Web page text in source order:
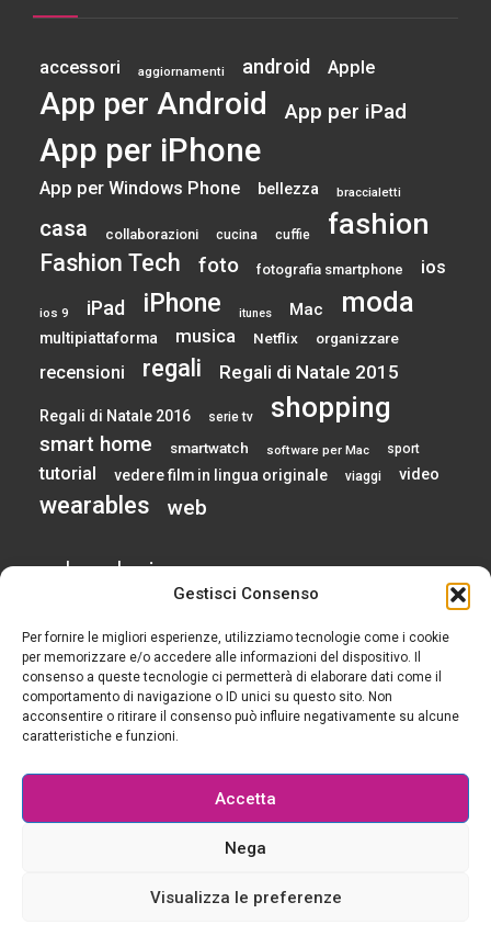
Gestisci Consenso
Per fornire le migliori esperienze, utilizziamo tecnologie come i cookie
per memorizzare e/o accedere alle informazioni del dispositivo. Il
consenso a queste tecnologie ci permetterà di elaborare dati come il
comportamento di navigazione o ID unici su questo sito. Non
acconsentire o ritirare il consenso può influire negativamente su alcune
caratteristiche e funzioni.
Accetta
Nega
Visualizza le preferenze
accessori aggiornamenti android Apple
App per Android App per iPad
App per iPhone
App per Windows Phone bellezza braccialetti
casa collaborazioni cucina cuffie fashion
Fashion Tech foto fotografia smartphone ios
ios 9 iPad iPhone itunes Mac moda
multipiattaforma musica Netflix organizzare
recensioni regali Regali di Natale 2015
Regali di Natale 2016 serie tv shopping
smart home smartwatch software per Mac sport
tutorial vedere film in lingua originale viaggi video
wearables web
calendario
AGOSTO 2026
L M M G V S
1
2
10
11 12 13 14 15
16
20